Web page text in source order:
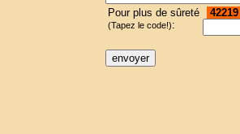
Pour plus de sûreté
(Tapez le code!):
42219